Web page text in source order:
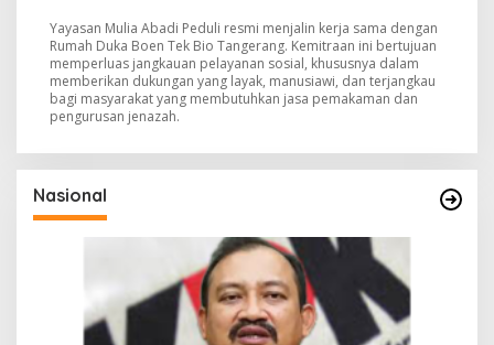
Yayasan Mulia Abadi Peduli resmi menjalin kerja sama dengan
Rumah Duka Boen Tek Bio Tangerang. Kemitraan ini bertujuan
memperluas jangkauan pelayanan sosial, khususnya dalam
memberikan dukungan yang layak, manusiawi, dan terjangkau
bagi masyarakat yang membutuhkan jasa pemakaman dan
pengurusan jenazah.
Nasional